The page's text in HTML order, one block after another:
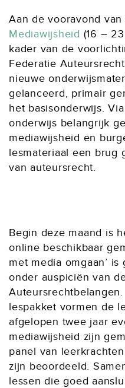
Aan de vooravond
Mediawijsheid (16 –
kader van de
Federatie
nieuwe
gelanceerd, primair
het basisonderwijs.
onderwijs belangrijk
mediawijsheid en
lesmateriaal een brug
van auteursrecht.
Begin deze maand is
online beschikbaar
met media omgaan’ is
onder auspiciën van
lespakket vormen de
afgelopen twee jaar
mediawijsheid zijn
panel van
zijn beoordeeld.
lessen die goed